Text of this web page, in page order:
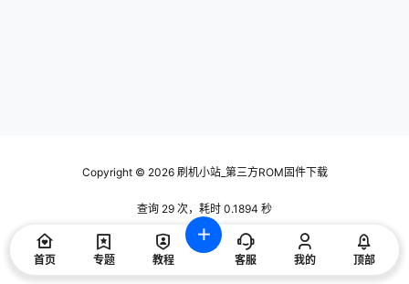
Copyright © 2026刷机小站_第三方ROM固件下载
查询 29 次，耗时 0.1894 秒
首页 专题 教程 客服 我的 顶部